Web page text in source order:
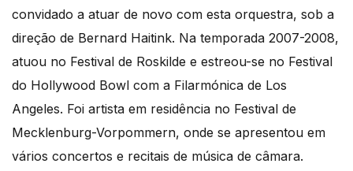
convidado a atuar de novo com esta orquestra, sob a
direção de Bernard Haitink. Na temporada 2007-2008,
atuou no Festival de Roskilde e estreou-se no Festival
do Hollywood Bowl com a Filarmónica de Los
Angeles. Foi artista em residência no Festival de
Mecklenburg-Vorpommern, onde se apresentou em
vários concertos e recitais de música de câmara.